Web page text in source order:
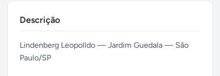
Descrição
Lindenberg Leopolldo — Jardim Guedala — São
Paulo/SP